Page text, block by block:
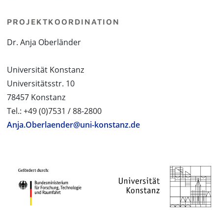
PROJEKTKOORDINATION
Dr. Anja Oberländer
Universität Konstanz
Universitätsstr. 10
78457 Konstanz
Tel.: +49 (0)7531 / 88-2800
Anja.Oberlaender@uni-konstanz.de